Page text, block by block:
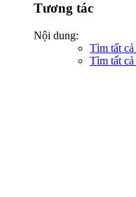
Tương tác
Nội dung:
Tìm tất
Tìm tất